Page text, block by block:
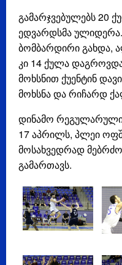
გამარჯვებულებს 20
ედვარდსმა
ბომბარდირი გახდა,
კი 14 ქულა
მოხსნით ქუენტინ
მოხსნა და რიჩარდ
დინამო რეგულარული
17 აპრილს, პლეი
მოსახვედრად
გამართავს.